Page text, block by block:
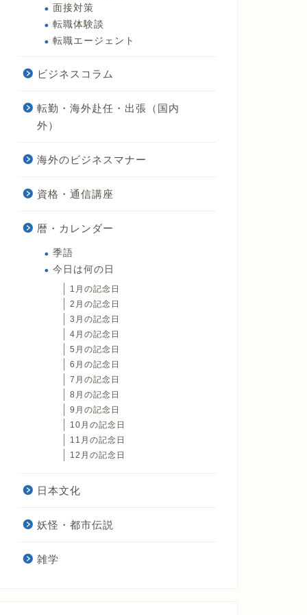
面接対策
転職体験談
転職エージェント
ビジネスコラム
転勤・海外赴任・出張（国内
外）
海外のビジネスマナー
資格・通信講座
暦・カレンダー
季語
今日は何の日
1月の記念日
2月の記念日
3月の記念日
4月の記念日
5月の記念日
6月の記念日
7月の記念日
8月の記念日
9月の記念日
10月の記念日
11月の記念日
12月の記念日
日本文化
妖怪・都市伝説
雑学